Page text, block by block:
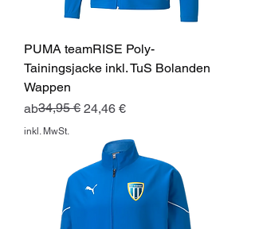
PUMA teamRISE Poly-
Tainingsjacke inkl. TuS Bolanden
Wappen
ab
Standardpreis
34,95 € 24,46 €
Sale-Preis
inkl. MwSt.